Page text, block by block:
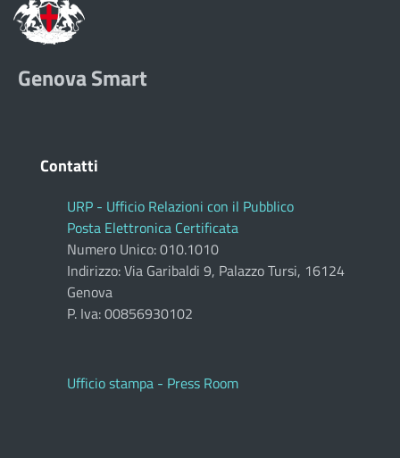
Genova Smart
Contatti
URP - Ufficio Relazioni con il Pubblico
Posta Elettronica Certificata
Numero Unico: 010.1010
Indirizzo: Via Garibaldi 9, Palazzo Tursi, 16124
Genova
P. Iva: 00856930102
Ufficio stampa - Press Room